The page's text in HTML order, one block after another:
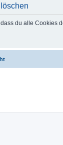
dass du alle Cookies